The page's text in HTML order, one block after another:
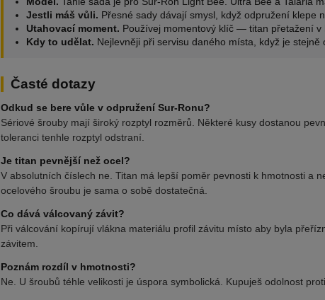
Jestli máš vůli. Přesné sady dávají smysl, když odpružení klepe
Utahovací moment. Používej momentový klíč — titan přetažení v
Kdy to udělat. Nejlevněji při servisu daného místa, když je stejně
Časté dotazy
Odkud se bere vůle v odpružení Sur-Ronu?
Sériové šrouby mají široký rozptyl rozměrů. Některé kusy dostanou
toleranci tenhle rozptyl odstraní.
Je titan pevnější než ocel?
V absolutních číslech ne. Titan má lepší poměr pevnosti k hmotnosti a
ocelového šroubu je sama o sobě dostatečná.
Co dává válcovaný závit?
Při válcování kopírují vlákna materiálu profil závitu místo aby byla
závitem.
Poznám rozdíl v hmotnosti?
Ne. U šroubů téhle velikosti je úspora symbolická. Kupuješ odolnost